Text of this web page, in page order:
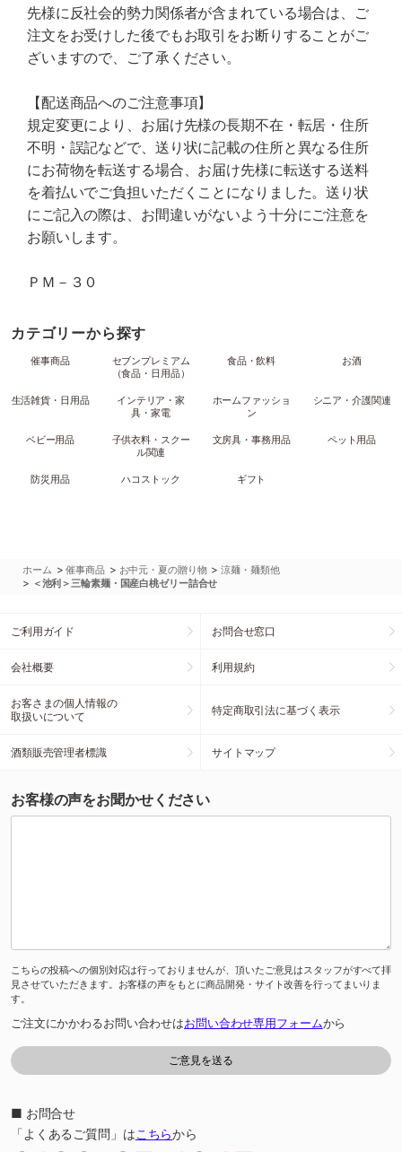
先様に反社会的勢力関係者が含まれている場合は、ご
注文をお受けした後でもお取引をお断りすることがご
ざいますので、ご了承ください。
【配送商品へのご注意事項】
規定変更により、お届け先様の長期不在・転居・住所
不明・誤記などで、送り状に記載の住所と異なる住所
にお荷物を転送する場合、お届け先様に転送する送料
を着払いでご負担いただくことになりました。送り状
にご記入の際は、お間違いがないよう十分にご注意を
お願いします。
ＰＭ－３０
カテゴリーから探す
催事商品
セブンプレミアム
（食品・日用品）
食品・飲料 お酒
生活雑貨・日用品
インテリア・家
具・家電
ホームファッショ
ン
シニア・介護関連
ベビー用品
子供衣料・スクー
ル関連
文房具・事務用品 ペット用品
防災用品 ハコストック ギフト
ホーム >催事商品 > お中元・夏の贈り物 >涼麺・麺類他
> ＜池利＞三輪素麺・国産白桃ゼリー詰合せ
ご利用ガイド お問合せ窓口
会社概要 利用規約
お客さまの個人情報の
取扱いについて
特定商取引法に基づく表示
酒類販売管理者標識 サイトマップ
お客様の声をお聞かせください
こちらの投稿への個別対応は行っておりませんが、頂いたご意見はスタッフがすべて拝
見させていただきます。お客様の声をもとに商品開発・サイト改善を行ってまいりま
す。
ご注文にかかわるお問い合わせはお問い合わせ専用フォームから
■ お問合せ
「よくあるご質問」はこちらから